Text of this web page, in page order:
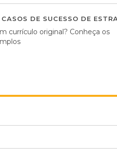
CASOS DE SUCESSO DE
currículo original? Conheça os